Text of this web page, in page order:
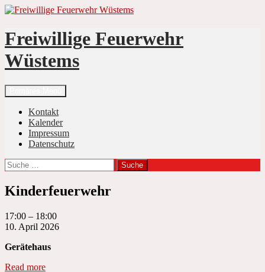
Zum
springen
Freiwillige Feuerwehr
Wüstems
Suchen
Kontakt
Kalender
Impressum
Datenschutz
Suche
nach:
Kinderfeuerwehr
Kinderfeuerwehr
17:00 – 18:00
10. April 2026
Gerätehaus
Read more